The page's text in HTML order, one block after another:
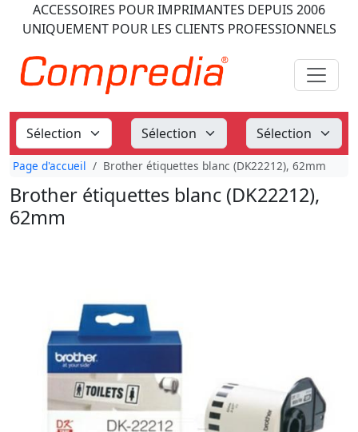
ACCESSOIRES POUR IMPRIMANTES DEPUIS 2006
UNIQUEMENT POUR LES CLIENTS PROFESSIONNELS
Page d'accueil Brother étiquettes blanc (DK22212), 62mm
Brother étiquettes blanc (DK22212),
62mm